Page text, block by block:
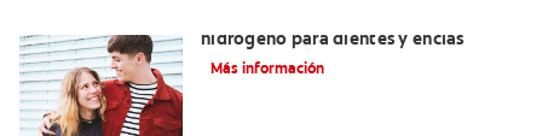
hidrógeno para dientes y encías
Más información